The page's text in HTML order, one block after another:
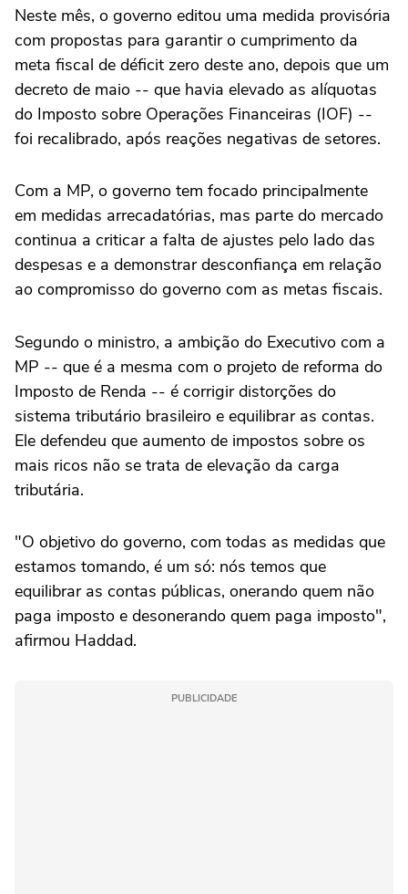
Neste mês, o governo editou uma medida provisória
com propostas para garantir o cumprimento da
meta fiscal de déficit zero deste ano, depois que um
decreto de maio -- que havia elevado as alíquotas
do Imposto sobre Operações Financeiras (IOF) --
foi recalibrado, após reações negativas de setores.
Com a MP, o governo tem focado principalmente
em medidas arrecadatórias, mas parte do mercado
continua a criticar a falta de ajustes pelo lado das
despesas e a demonstrar desconfiança em relação
ao compromisso do governo com as metas fiscais.
Segundo o ministro, a ambição do Executivo com a
MP -- que é a mesma com o projeto de reforma do
Imposto de Renda -- é corrigir distorções do
sistema tributário brasileiro e equilibrar as contas.
Ele defendeu que aumento de impostos sobre os
mais ricos não se trata de elevação da carga
tributária.
"O objetivo do governo, com todas as medidas que
estamos tomando, é um só: nós temos que
equilibrar as contas públicas, onerando quem não
paga imposto e desonerando quem paga imposto",
afirmou Haddad.
PUBLICIDADE